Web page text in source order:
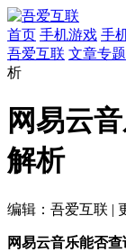
首页 手机游戏 手
吾爱互联 文章专题
析
网易云
解析
编辑：吾爱互联 |
网易云音乐能否